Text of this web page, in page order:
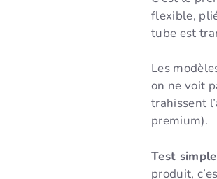
flexible,
tube est
Les
on ne voit
trahissent
premium).
Test
produit,